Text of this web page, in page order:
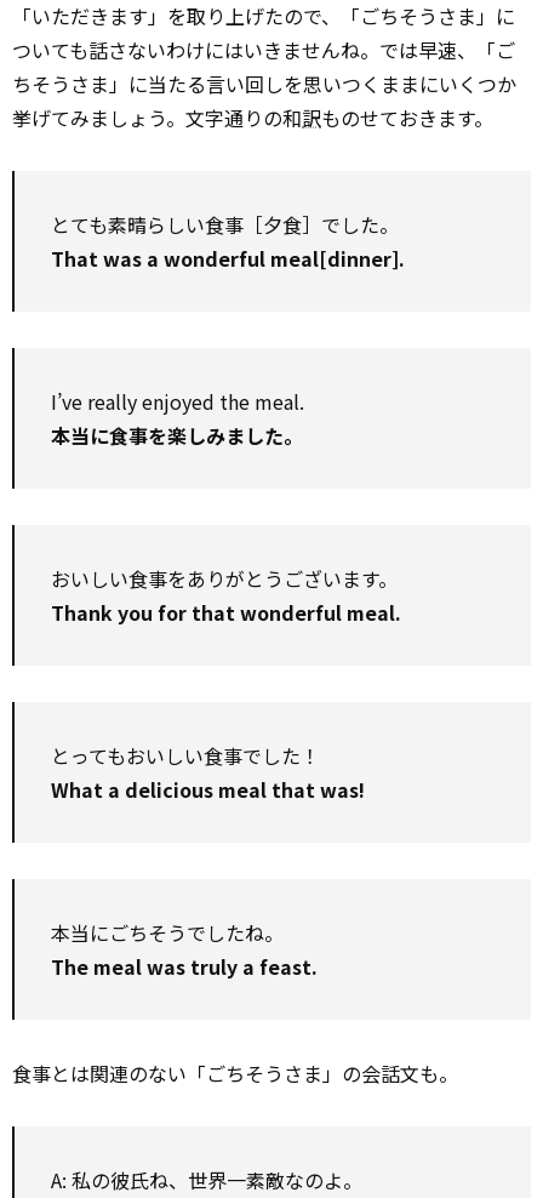
「いただきます」を取り上げたので、「ごちそうさま」に
ついても話さないわけにはいきませんね。では早速、「ご
ちそうさま」に当たる言い回しを思いつくままにいくつか
挙げてみましょう。文字通りの和訳ものせておきます。
とても素晴らしい食事［夕食］でした。
That was a wonderful meal[dinner].
I’ve really enjoyed the meal.
本当に食事を楽しみました。
おいしい食事をありがとうございます。
Thank you for that wonderful meal.
とってもおいしい食事でした！
What a delicious meal that was!
本当にごちそうでしたね。
The meal was truly a feast.
食事とは関連のない「ごちそうさま」の会話文も。
A: 私の彼氏ね、世界一素敵なのよ。